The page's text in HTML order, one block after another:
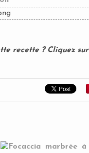
recette ? Cliquez sur